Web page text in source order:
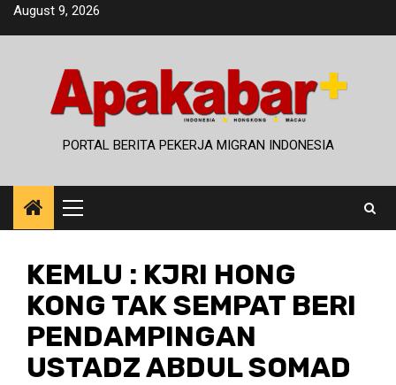
SkipAugust 9, 2026
PORTAL BERITA PEKERJA MIGRAN INDONESIA
Primary
Menu
KEMLU : KJRI HONG
KONG TAK SEMPAT BERI
PENDAMPINGAN
USTADZ ABDUL SOMAD